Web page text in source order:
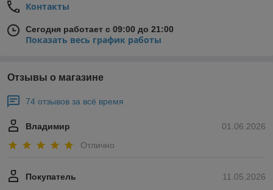
Контакты
Сегодня работает с 09:00 до 21:00
Показать весь график работы
Отзывы о магазине
74 отзывов за всё время
01.06.2026
Владимир
Отлично
11.05.2026
Покупатель